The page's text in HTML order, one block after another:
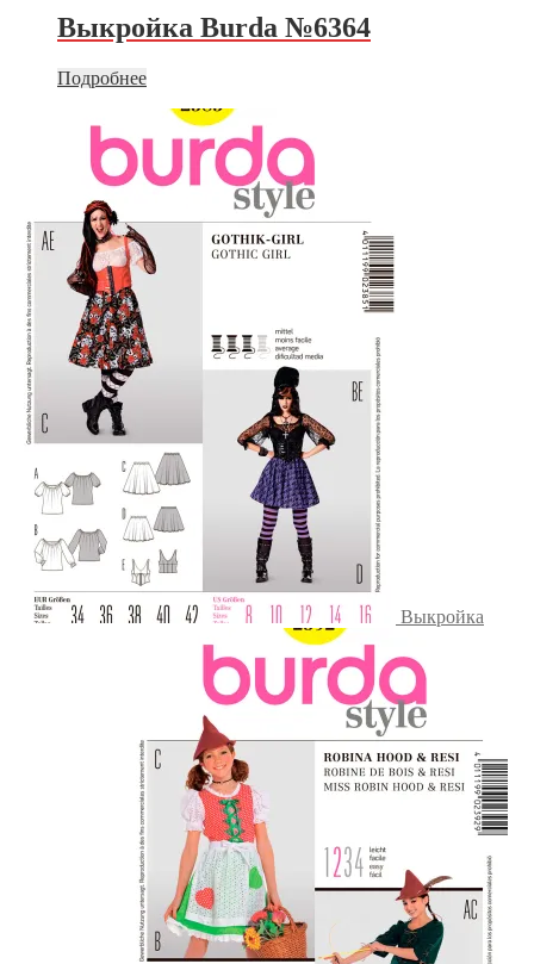
Выкройка Burda №6364
Подробнее
Выкройка